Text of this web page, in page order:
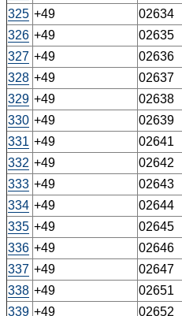
325 +49 02634
326 +49 02635
327 +49 02636
328 +49 02637
329 +49 02638
330 +49 02639
331 +49 02641
332 +49 02642
333 +49 02643
334 +49 02644
335 +49 02645
336 +49 02646
337 +49 02647
338 +49 02651
339 +49 02652